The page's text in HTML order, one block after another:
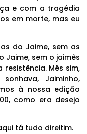
e com a tragédia
em morte, mas eu
do Jaime, sem as
Jaime, sem o jaimês
Mês sim,
Jaiminho,
à nossa edição
como era desejo
tá tudo direitim.